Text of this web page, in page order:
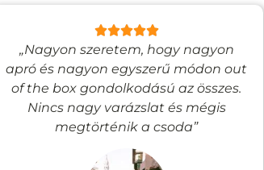
„Nagyon szeretem, hogy nagyon
apró és nagyon egyszerű módon out
of the box gondolkodású az összes.
Nincs nagy varázslat és mégis
megtörténik a csoda”